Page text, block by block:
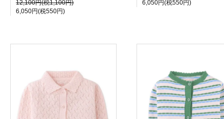
12,100円(税1,100円)
6,050円(税550円)
6,050円(税550円)